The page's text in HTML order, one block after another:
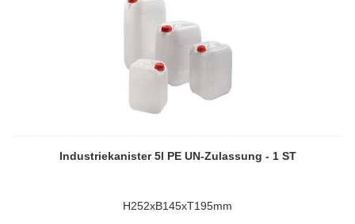
Industriekanister 5l PE UN-Zulassung - 1 ST
H252xB145xT195mm